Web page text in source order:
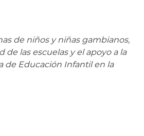
de niños y niñas gambianos,
las escuelas y el apoyo a la
de Educación Infantil en la